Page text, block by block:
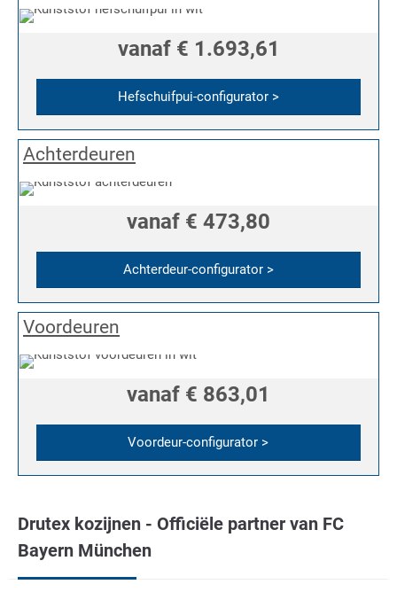
vanaf€ 1.693,61
Hefschuifpui-configurator >
Achterdeuren
vanaf € 473,80
Achterdeur-configurator >
Voordeuren
vanaf € 863,01
Voordeur-configurator >
Drutex kozijnen - Officiële partner van FC
Bayern München